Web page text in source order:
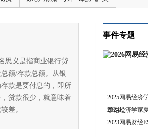
思义是指商业银行贷
额/存款总额。从银
款是要付息的，即所
贷款很少，就意味着
差。
事件专题
2025网易经济
季论坛
2024经济学家
2023网易财经